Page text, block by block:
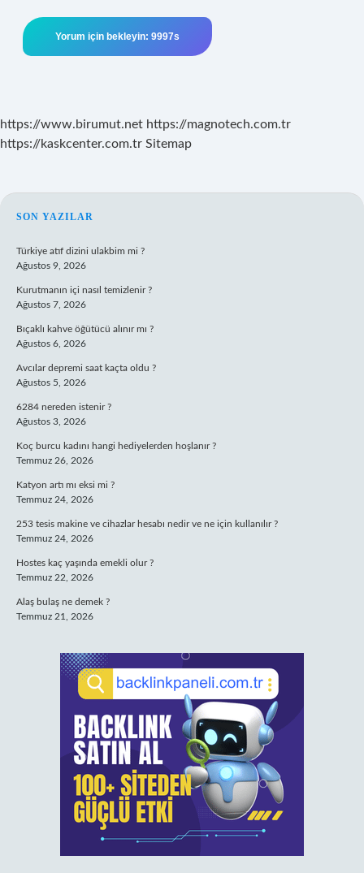
https://www.birumut.net https://magnotech.com.tr
https://kaskcenter.com.tr Sitemap
SIDEBAR
SON YAZILAR
Türkiye atıf dizini ulakbim mi ?
Ağustos 9, 2026
Kurutmanın içi nasıl temizlenir ?
Ağustos 7, 2026
Bıçaklı kahve öğütücü alınır mı ?
Ağustos 6, 2026
Avcılar depremi saat kaçta oldu ?
Ağustos 5, 2026
6284 nereden istenir ?
Ağustos 3, 2026
Koç burcu kadını hangi hediyelerden hoşlanır ?
Temmuz 26, 2026
Katyon artı mı eksi mi ?
Temmuz 24, 2026
253 tesis makine ve cihazlar hesabı nedir ve ne için kullanılır ?
Temmuz 24, 2026
Hostes kaç yaşında emekli olur ?
Temmuz 22, 2026
Alaş bulaş ne demek ?
Temmuz 21, 2026